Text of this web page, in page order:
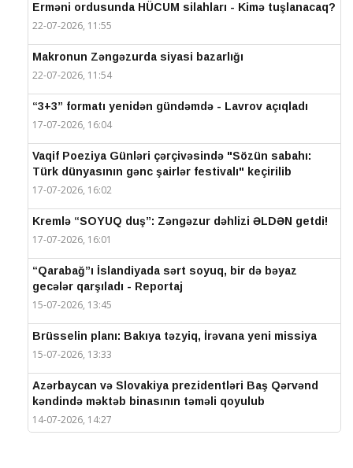
Erməni ordusunda HÜCUM silahları - Kimə tuşlanacaq?
22-07-2026, 11:55
Makronun Zəngəzurda siyasi bazarlığı
22-07-2026, 11:54
“3+3” formatı yenidən gündəmdə - Lavrov açıqladı
17-07-2026, 16:04
Vaqif Poeziya Günləri çərçivəsində "Sözün sabahı:
Türk dünyasının gənc şairlər festivalı" keçirilib
17-07-2026, 16:02
Kremlə “SOYUQ duş”: Zəngəzur dəhlizi ƏLDƏN getdi!
17-07-2026, 16:01
“Qarabağ”ı İslandiyada sərt soyuq, bir də bəyaz
gecələr qarşıladı - Reportaj
15-07-2026, 13:45
Brüsselin planı: Bakıya təzyiq, İrəvana yeni missiya
15-07-2026, 13:33
Azərbaycan və Slovakiya prezidentləri Baş Qərvənd
kəndində məktəb binasının təməli qoyulub
14-07-2026, 14:27